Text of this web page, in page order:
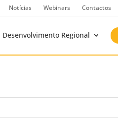
Notícias Webinars Contactos
Desenvolvimento Regional